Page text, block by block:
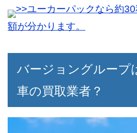
近所に住んでいますが、ず
していたので安心感があり
れたので、迷わず決めまし
売却後の手続きも非常にス
ので、ストレスを感じる事
なので、周りにも勧めよう
た。
>>ユーカーパックなら約
額が分かります。
バージョングループ
車の買取業者？